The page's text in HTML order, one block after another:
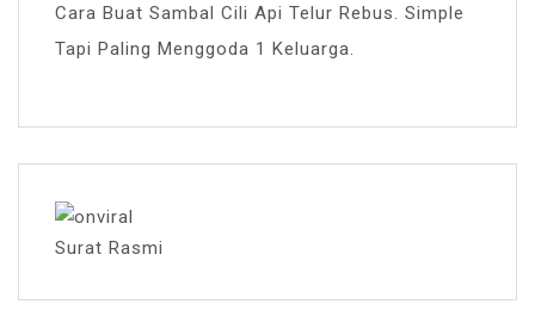
Cara Buat Sambal Cili Api Telur Rebus. Simple
Tapi Paling Menggoda 1 Keluarga.
Surat Rasmi